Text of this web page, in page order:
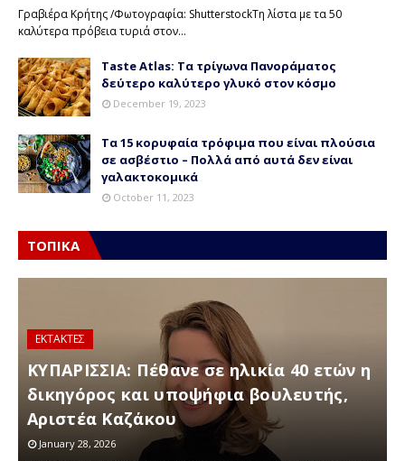
Γραβιέρα Κρήτης /Φωτογραφία: ShutterstockΤη λίστα με τα 50
καλύτερα πρόβεια τυριά στον…
Taste Atlas: Τα τρίγωνα Πανοράματος
δεύτερο καλύτερο γλυκό στον κόσμο
December 19, 2023
Τα 15 κορυφαία τρόφιμα που είναι πλούσια
σε ασβέστιο – Πολλά από αυτά δεν είναι
γαλακτοκομικά
October 11, 2023
ΤΟΠΙΚΑ
ΕΚΤΑΚΤΕΣ
ΚΥΠΑΡΙΣΣΙΑ: Πέθανε σε ηλικία 40 ετών η
δικηγόρος και υποψήφια βουλευτής,
Αριστέα Καζάκου
January 28, 2026
ΚΑΙΡΟΣ
ΑΝΑΚΟΙΝΩΣΗ ΠΟΛΙΤΙΚΗΣ ΠΡΟΣΤΑΣΙΑΣ
ΔΗΜΟΥ ΤΡΙΦΥΛΙΑΣ ΓΙΑ ΑΚΡΑΙΑ ΚΑΙΡΙΚΑ
ΦΑΙΝΟΜΕΝΑ
January 20, 2026